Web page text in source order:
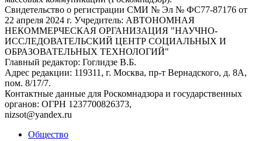
Свидетельство о регистрации СМИ № Эл № ФС77-87176 от
22 апреля 2024 г. Учредитель: АВТОНОМНАЯ
НЕКОММЕРЧЕСКАЯ ОРГАНИЗАЦИЯ "НАУЧНО-
ИССЛЕДОВАТЕЛЬСКИЙ ЦЕНТР СОЦИАЛЬНЫХ И
ОБРАЗОВАТЕЛЬНЫХ ТЕХНОЛОГИЙ"
Главный редактор: Гоглидзе В.Б.
Адрес редакции: 119311, г. Москва, пр-т Вернадского, д. 8А,
пом. 8/17/7.
Контактные данные для Роскомнадзора и государственных
органов: ОГРН 1237700826373,
nizsot@yandex.ru
Общество